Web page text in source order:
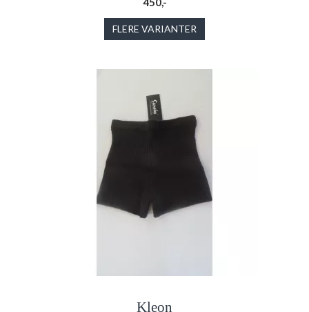
FLERE VARIANTER
Kleon